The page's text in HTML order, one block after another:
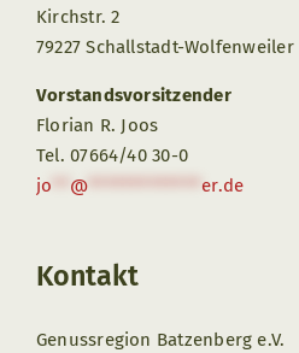
Kirchstr. 2
79227 Schallstadt-Wolfenweiler
Vorstandsvorsitzender
Florian R. Joos
Tel. 07664/40 30-0
jo
@ *************er.de
Kontakt
Genussregion Batzenberg e.V.